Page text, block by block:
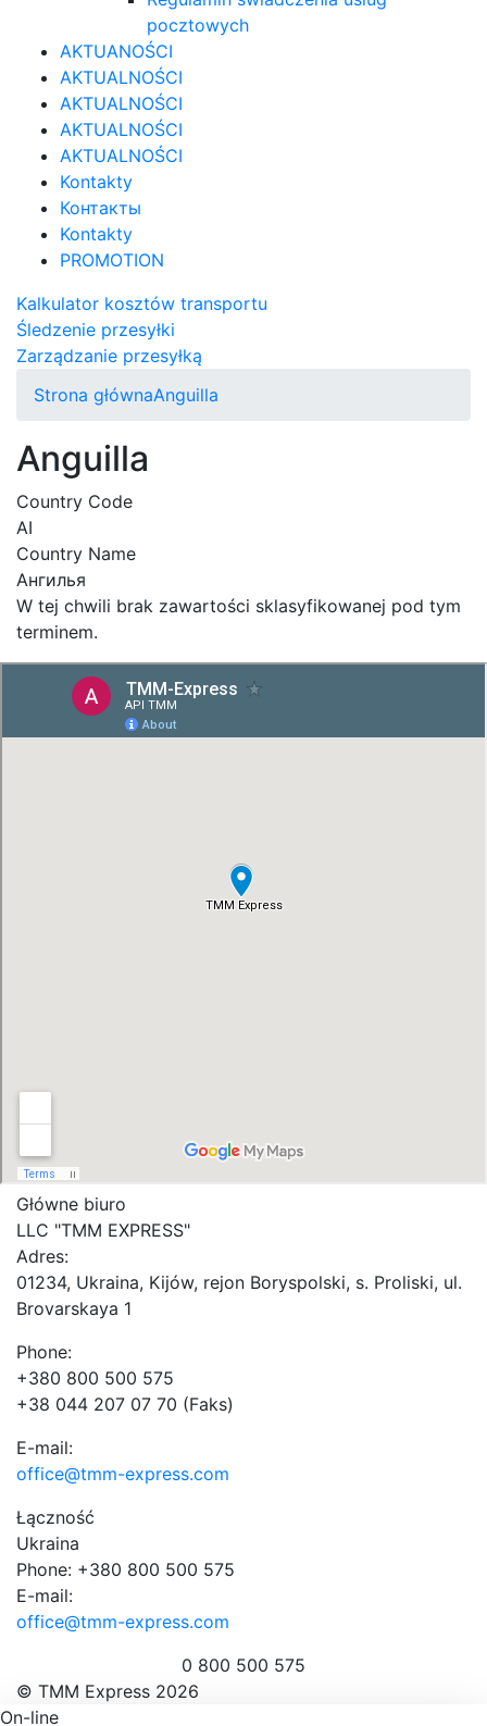
pocztowych
AKTUANOŚCI
AKTUALNOŚCI
AKTUALNOŚCI
AKTUALNOŚCI
AKTUALNOŚCI
Kontakty
Контакты
Kontakty
PROMOTION
Kalkulator kosztów transportu
Śledzenie przesyłki
Zarządzanie przesyłką
Strona głównaAnguilla
Anguilla
Country Code
AI
Country Name
Ангилья
W tej chwili brak zawartości sklasyfikowanej pod tym
terminem.
Główne biuro
LLC "ТММ EXPRESS"
Adres:
01234, Ukraina, Kijów, rejon Boryspolski, s. Proliski, ul.
Brovarskaya 1
Phone:
+380 800 500 575
+38 044 207 07 70 (Faks)
E-mail:
office@tmm-express.com
Łączność
Ukraina
Phone: +380 800 500 575
E-mail:
office@tmm-express.com
0 800 500 575
© ТММ Express 2026
On-line